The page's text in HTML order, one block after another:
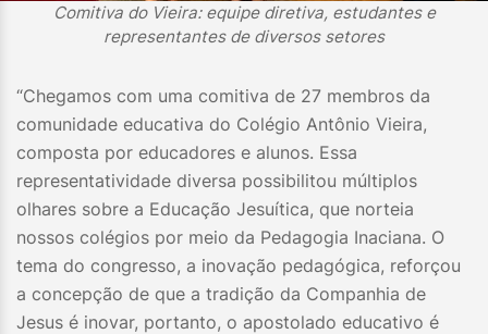
Comitiva do Vieira: equipe diretiva, estudantes e
representantes de diversos setores
“Chegamos com uma comitiva de 27 membros da
comunidade educativa do Colégio Antônio Vieira,
composta por educadores e alunos. Essa
representatividade diversa possibilitou múltiplos
olhares sobre a Educação Jesuítica, que norteia
nossos colégios por meio da Pedagogia Inaciana. O
tema do congresso, a inovação pedagógica, reforçou
a concepção de que a tradição da Companhia de
Jesus é inovar, portanto, o apostolado educativo é